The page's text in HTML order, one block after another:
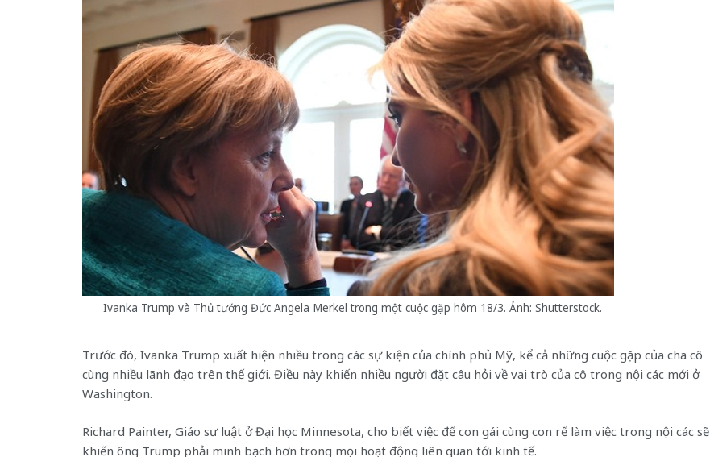
Ivanka Trump và Thủ tướng Đức Angela Merkel trong một cuộc gặp hôm 18/3. Ảnh: Shutterstock.
Trước đó, Ivanka Trump xuất hiện nhiều trong các sự kiện của chính phủ Mỹ, kể cả những cuộc gặp của cha cô
cùng nhiều lãnh đạo trên thế giới. Điều này khiến nhiều người đặt câu hỏi về vai trò của cô trong nội các mới ở
Washington.
Richard Painter, Giáo sư luật ở Đại học Minnesota, cho biết việc để con gái cùng con rể làm việc trong nội các sẽ
khiến ông Trump phải minh bạch hơn trong mọi hoạt động liên quan tới kinh tế.